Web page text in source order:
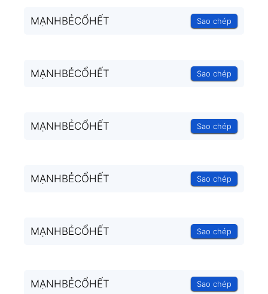
MẠNHBẺCỔHẾT Sao chép
MẠNHBẺCỔHẾT Sao chép
MẠNHBẺCỔHẾT Sao chép
MẠNHBẺCỔHẾT Sao chép
MẠNHBẺCỔHẾT Sao chép
MẠNHBẺCỔHẾT Sao chép